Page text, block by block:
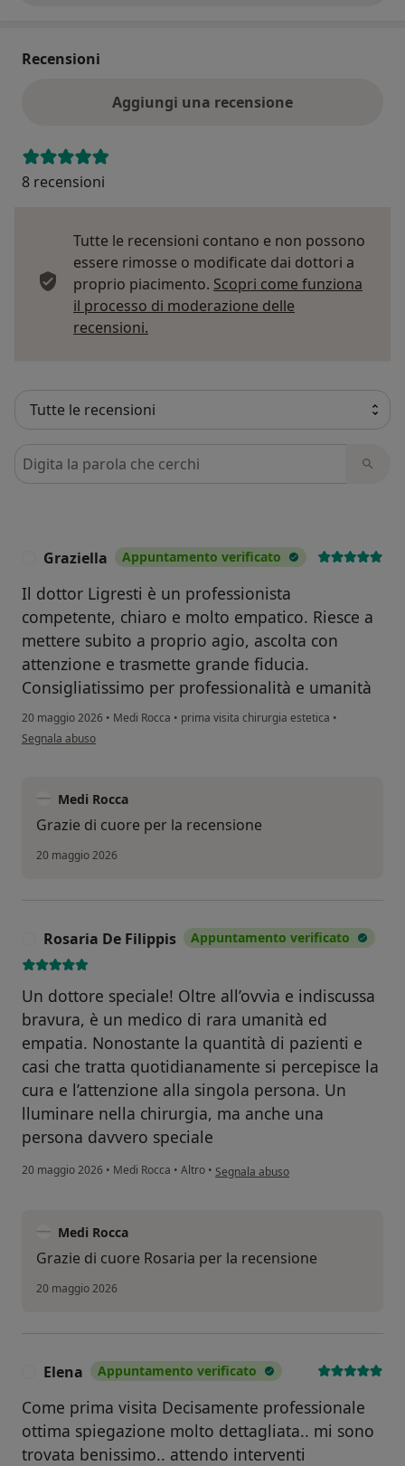
Recensioni
Aggiungi una recensione
8 recensioni
Tutte le recensioni contano e non possono
essere rimosse o modificate dai dottori a
proprio piacimento. Scopri come funziona
il processo di moderazione delle
recensioni.
Cerca nelle recensioni
Graziella Appuntamento verificato
Il dottor Ligresti è un professionista
competente, chiaro e molto empatico. Riesce a
mettere subito a proprio agio, ascolta con
attenzione e trasmette grande fiducia.
Consigliatissimo per professionalità e umanità
20 maggio 2026 • Medi Rocca • prima visita chirurgia estetica •
secondo l'opinione dell'utente Graziella
Segnala abuso
Medi Rocca
Grazie di cuore per la recensione
20 maggio 2026
Rosaria De Filippis Appuntamento verificato
Un dottore speciale! Oltre all’ovvia e indiscussa
bravura, è un medico di rara umanità ed
empatia. Nonostante la quantità di pazienti e
casi che tratta quotidianamente si percepisce la
cura e l’attenzione alla singola persona. Un
lluminare nella chirurgia, ma anche una
persona davvero speciale
20 maggio 2026 • Medi Rocca • Altro • secondo l'opinione dell'utente
Segnala abuso
Medi Rocca
Grazie di cuore Rosaria per la recensione
20 maggio 2026
Elena Appuntamento verificato
Come prima visita Decisamente professionale
ottima spiegazione molto dettagliata.. mi sono
trovata benissimo.. attendo interventi